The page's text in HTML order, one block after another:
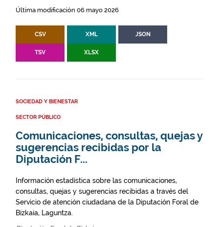
Última modificación 06 mayo 2026
CSV XML JSON
TSV XLSX
SOCIEDAD Y BIENESTAR
SECTOR PÚBLICO
Comunicaciones, consultas, quejas y
sugerencias recibidas por la
Diputación F...
Información estadística sobre las comunicaciones,
consultas, quejas y sugerencias recibidas a través del
Servicio de atención ciudadana de la Diputación Foral de
Bizkaia, Laguntza.